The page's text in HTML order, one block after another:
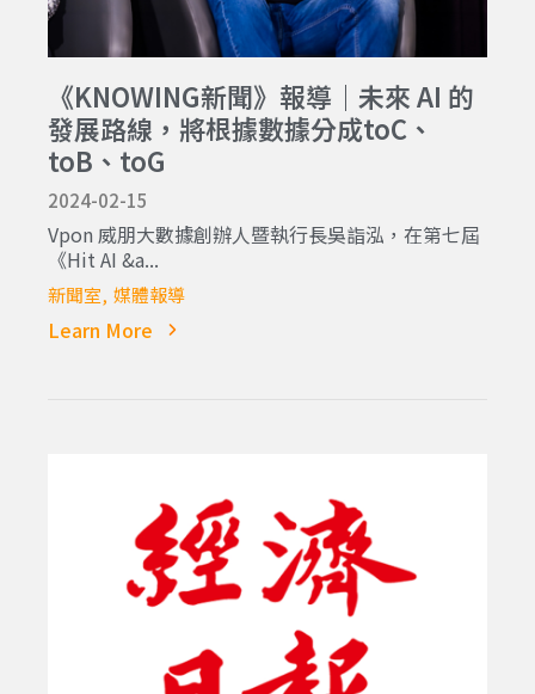
《KNOWING新聞》報導｜未來 AI 的
發展路線，將根據數據分成toC、
toB、toG
2024-02-15
Vpon 威朋大數據創辦人暨執行長吳詣泓，在第七屆
《Hit AI &a...
新聞室 媒體報導
Learn More